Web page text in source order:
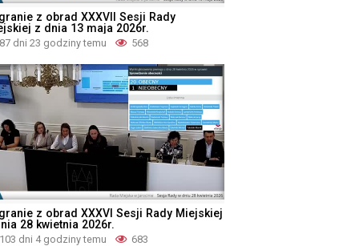
z obrad XXXVII Sesji Rady
z dnia 13 maja 2026r.
87 dni 23 godziny temu 568
z obrad XXXVI Sesji Rady Miejskiej
28 kwietnia 2026r.
103 dni 4 godziny temu 683